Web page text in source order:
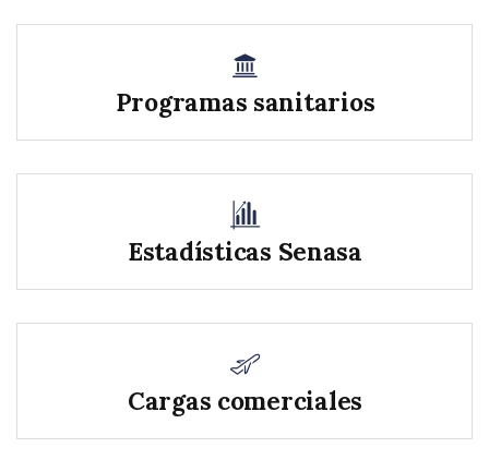
Programas sanitarios
Estadísticas Senasa
Cargas comerciales